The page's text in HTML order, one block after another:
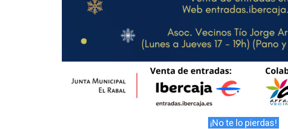
¡No te lo pierdas!